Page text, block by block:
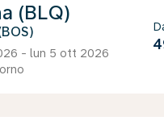
(BLQ)
- lun 5 ott 2026